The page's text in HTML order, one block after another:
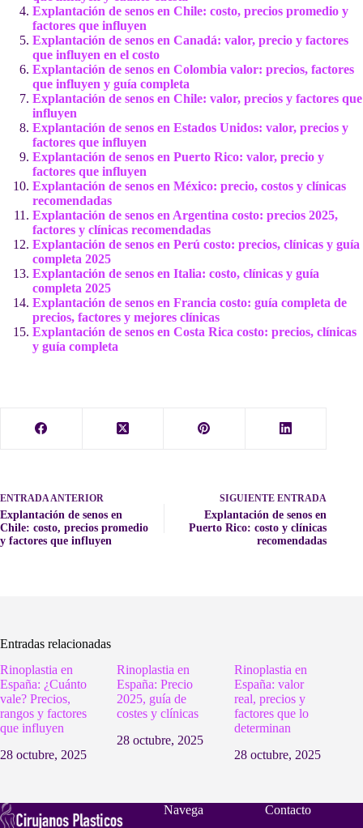
Explantación de senos en Chile: costo, precios promedio y
factores que influyen
Explantación de senos en Canadá: valor, precio y factores
que influyen en el costo
Explantación de senos en Colombia valor: precios, factores
que influyen y guía completa
Explantación de senos en Chile: valor, precios y factores que
influyen
Explantación de senos en Estados Unidos: valor, precios y
factores que influyen
Explantación de senos en Puerto Rico: valor, precio y
factores que influyen
Explantación de senos en México: precio, costos y clínicas
recomendadas
Explantación de senos en Argentina costo: precios 2025,
factores y clínicas recomendadas
Explantación de senos en Perú costo: precios, clínicas y guía
completa 2025
Explantación de senos en Italia: costo, clínicas y guía
completa 2025
Explantación de senos en Francia costo: guía completa de
precios, factores y mejores clínicas
Explantación de senos en Costa Rica costo: precios, clínicas
y guía completa
ENTRADA ANTERIOR
Explantación de senos en
Chile: costo, precios promedio
y factores que influyen
SIGUIENTEENTRADA
Explantación de senos en
Puerto Rico: costo y clínicas
recomendadas
Entradas relacionadas
Rinoplastia en
España: ¿Cuánto
vale? Precios,
rangos y factores
que influyen
28 octubre, 2025
Rinoplastia en
España: Precio
2025, guía de
costes y clínicas
28 octubre, 2025
Rinoplastia en
España: valor
real, precios y
factores que lo
determinan
28 octubre, 2025
Navega
Contacto